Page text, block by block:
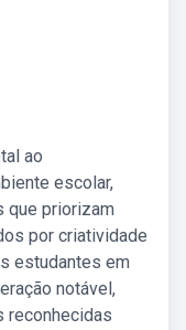
ao
escolar,
que priorizam
por criatividade
estudantes em
notável,
reconhecidas